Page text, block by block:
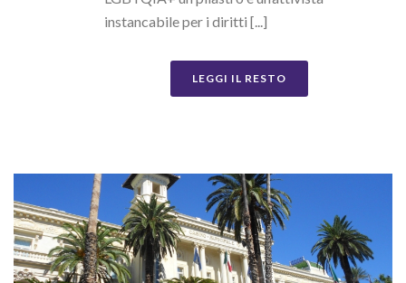
instancabile per i diritti [...]
LEGGI IL RESTO